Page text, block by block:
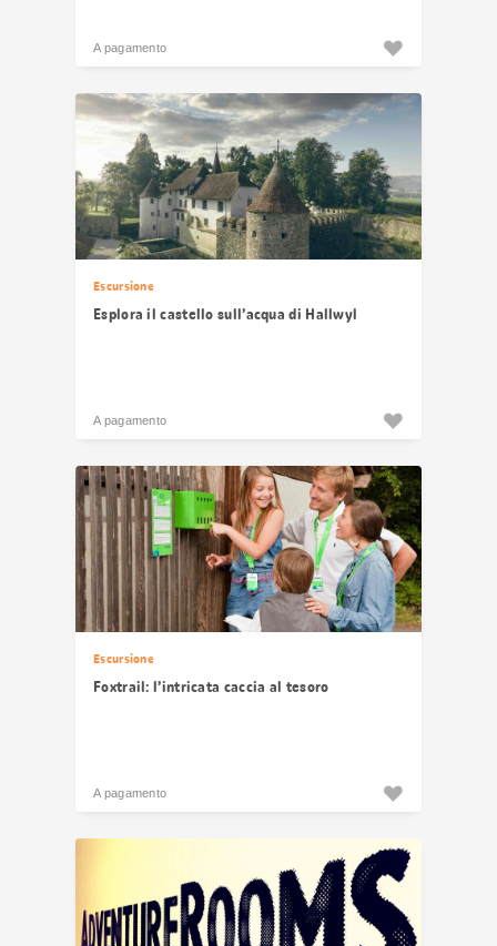
A pagamento
Escursione
Esplora il castello sull’acqua di Hallwyl
A pagamento
Escursione
Foxtrail: l’intricata caccia al tesoro
A pagamento